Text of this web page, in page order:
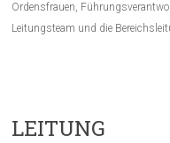
Ordensfrauen,
Leitungsteam und die
LEITUNG